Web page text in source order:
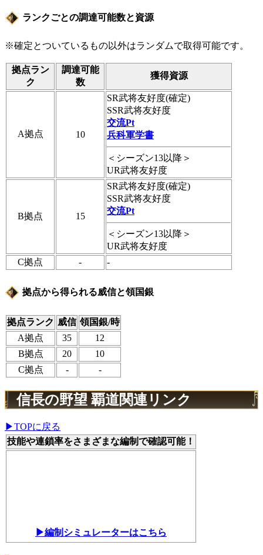
ランクごとの調達可能数と資源
※確定とついているもの以外はランダムで取得可能です。
拠点ラン
ク
調達可能
数
獲得資源
A拠点 10
SR武将友好度(確定)
SSR武将友好度
交流Pt
兵科軍学書
＜シーズン13以降＞
UR武将友好度
B拠点 15
SR武将友好度(確定)
SSR武将友好度
交流Pt
＜シーズン13以降＞
UR武将友好度
C拠点
- -
拠点から得られる威信と領国銀
拠点ランク 威信 領国銀/時
A拠点
35
12
B拠点
20
10
C拠点
- -
信長の野望 覇道関連リンク
▶TOPに戻る
技能や連鎖率をさまざまな編制で確認可能！
▶編制シミュレーターはこちら